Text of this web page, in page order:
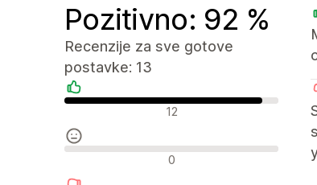
Pozitivno: 92 %
Recenzije za sve gotove
postavke: 13
Pozitivne recenzije
12
Neutralne recenzije
0